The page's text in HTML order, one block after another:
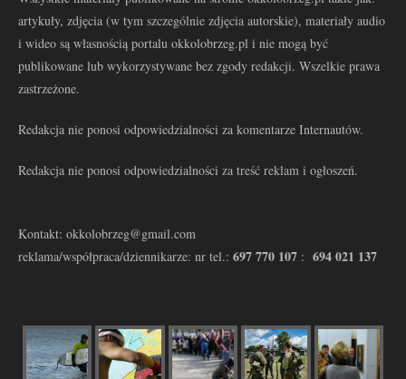
artykuły, zdjęcia (w tym szczególnie zdjęcia autorskie), materiały audio
i wideo są własnością portalu okkolobrzeg.pl i nie mogą być
publikowane lub wykorzystywane bez zgody redakcji. Wszelkie prawa
zastrzeżone.
Redakcja nie ponosi odpowiedzialności za komentarze Internautów.
Redakcja nie ponosi odpowiedzialności za treść reklam i ogłoszeń.
Kontakt: okkolobrzeg@gmail.com
reklama/współpraca/dziennikarze: nr tel.: 697 770 107 : 694 021 137